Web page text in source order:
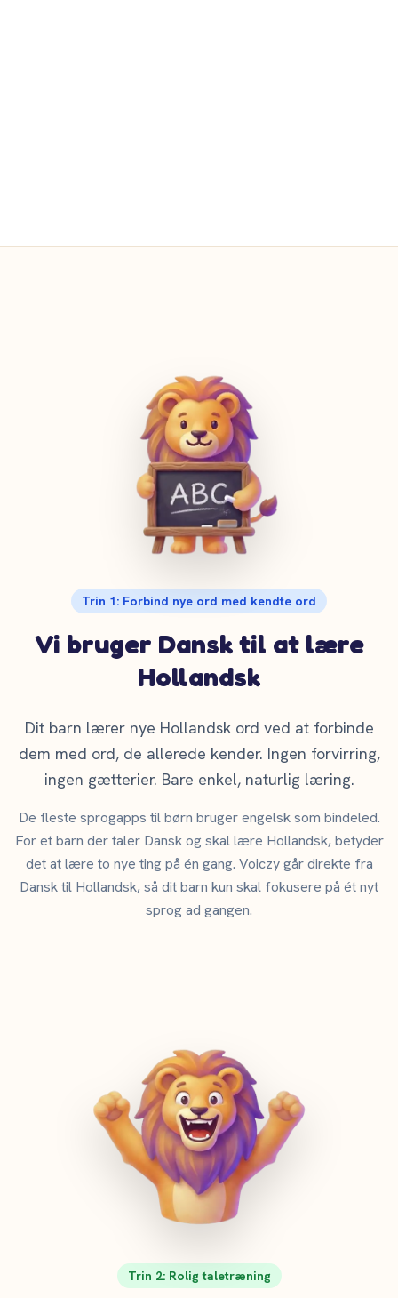
Trin 1: Forbind nye ord med kendte ord
Vi bruger Dansk til at lære
Hollandsk
Dit barn lærer nye Hollandsk ord ved at forbinde
dem med ord, de allerede kender. Ingen forvirring,
ingen gætterier. Bare enkel, naturlig læring.
De fleste sprogapps til børn bruger engelsk som bindeled.
For et barn der taler Dansk og skal lære Hollandsk, betyder
det at lære to nye ting på én gang. Voiczy går direkte fra
Dansk til Hollandsk, så dit barn kun skal fokusere på ét nyt
sprog ad gangen.
Trin 2: Rolig taletræning